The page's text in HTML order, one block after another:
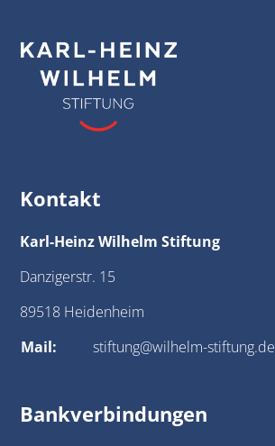
Kontakt
Karl-Heinz Wilhelm Stiftung
Danzigerstr. 15
89518 Heidenheim
Mail:
stiftung@wilhelm-stiftung.de
Bankverbindungen